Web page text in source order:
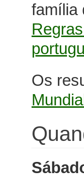
família
Os
Mundial